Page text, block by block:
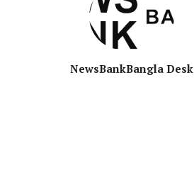
NewsBankBangla Desk